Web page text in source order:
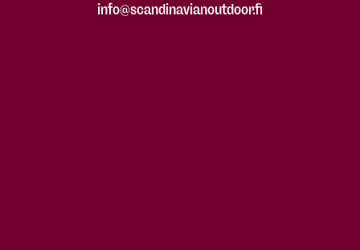
info@scandinavianoutdoor.fi